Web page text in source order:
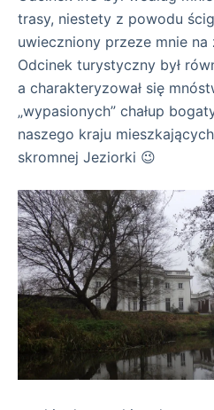
trasy, niestety z powodu
uwieczniony przeze mnie na
Odcinek turystyczny był
a charakteryzował się
„wypasionych” chałup
naszego kraju
skromnej Jeziorki 😉